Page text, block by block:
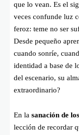
que lo vean. Es el
veces confunde luz
feroz: teme no ser
Desde pequeño
cuando sonríe,
identidad a base de
del escenario, su
extraordinario?
En la sanación de
lección de recordar